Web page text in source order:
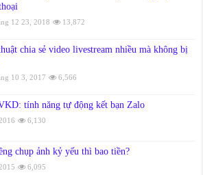
12 23, 2018 13,872
chia sẻ video livestream nhiều mà không bị
10 3, 2017 6,566
tính năng tự động kết bạn Zalo
6,130
chụp ảnh kỷ yếu thì bao tiền?
6,095